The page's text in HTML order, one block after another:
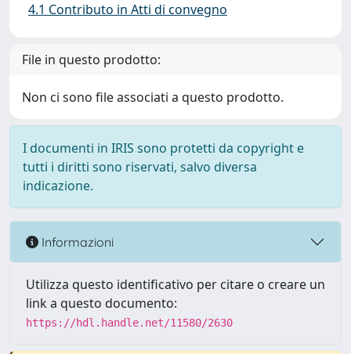
4.1 Contributo in Atti di convegno
File in questo prodotto:
Non ci sono file associati a questo prodotto.
I documenti in IRIS sono protetti da copyright e
tutti i diritti sono riservati, salvo diversa
indicazione.
Informazioni
Utilizza questo identificativo per citare o creare un
link a questo documento:
https://hdl.handle.net/11580/2630